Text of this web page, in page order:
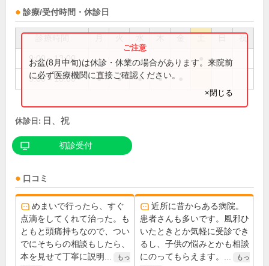
診療/受付時間・休診日
祝
9:00～13:00
9:00～18:00 ● ● ● ●
お盆(8月中旬)は休診・休業の場合があります。来院前
に必ず医療機関に直接ご確認ください。
×閉じる
休診日: 日、祝
初診受付
口コミ
めまいで行ったら、すぐ
点滴をしてくれて治った。も
ともと頭痛持ちなので、つい
でにそちらの相談もしたら、
本を見せて丁寧に説明...
もっ
近所に昔からある病院。
患者さんも多いです。風邪ひ
いたときとか気軽に受診でき
るし、子供の悩みとかも相談
にのってもらえます。...
もっ